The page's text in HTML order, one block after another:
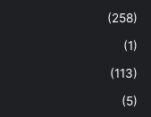
(258)
(1)
(113)
(5)